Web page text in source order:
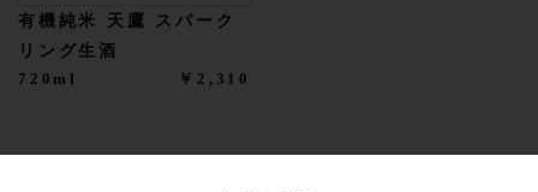
有機純米 天鷹 スパーク
リング生酒
720ml ￥2,310